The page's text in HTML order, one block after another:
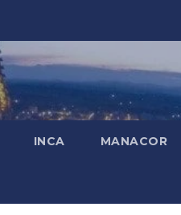
INCA MANACOR